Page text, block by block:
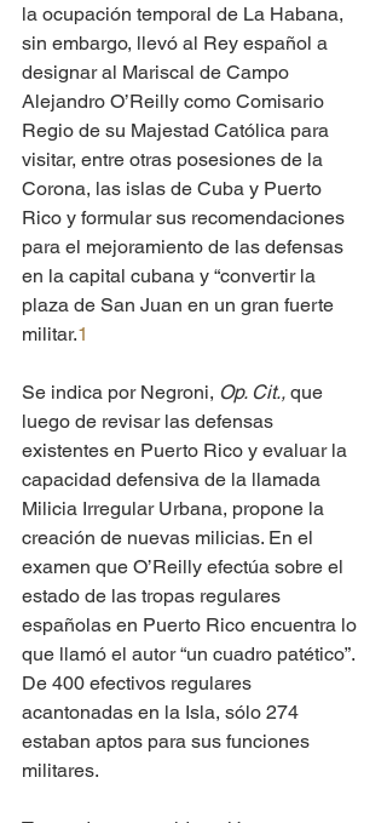
la ocupación temporal de La Habana,
sin embargo, llevó al Rey español a
designar al Mariscal de Campo
Alejandro O’Reilly como Comisario
Regio de su Majestad Católica para
visitar, entre otras posesiones de la
Corona, las islas de Cuba y Puerto
Rico y formular sus recomendaciones
para el mejoramiento de las defensas
en la capital cubana y “convertir la
plaza de San Juan en un gran fuerte
militar.1
Se indica por Negroni, Op. Cit., que
luego de revisar las defensas
existentes en Puerto Rico y evaluar la
capacidad defensiva de la llamada
Milicia Irregular Urbana, propone la
creación de nuevas milicias. En el
examen que O’Reilly efectúa sobre el
estado de las tropas regulares
españolas en Puerto Rico encuentra lo
que llamó el autor “un cuadro patético”.
De 400 efectivos regulares
acantonadas en la Isla, sólo 274
estaban aptos para sus funciones
militares.